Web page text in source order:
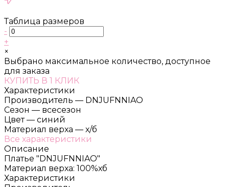
Таблица размеров
-
+
×
Выбрано максимальное количество, доступное
для заказа
КУПИТЬ В 1 КЛИК
Характеристики
Производитель — DNJUFNNIAO
Сезон — всесезон
Цвет — синий
Материал верха — х/б
Все характеристики
Описание
Платье "DNJUFNNIAO"
Материал верха: 100%хб
Характеристики